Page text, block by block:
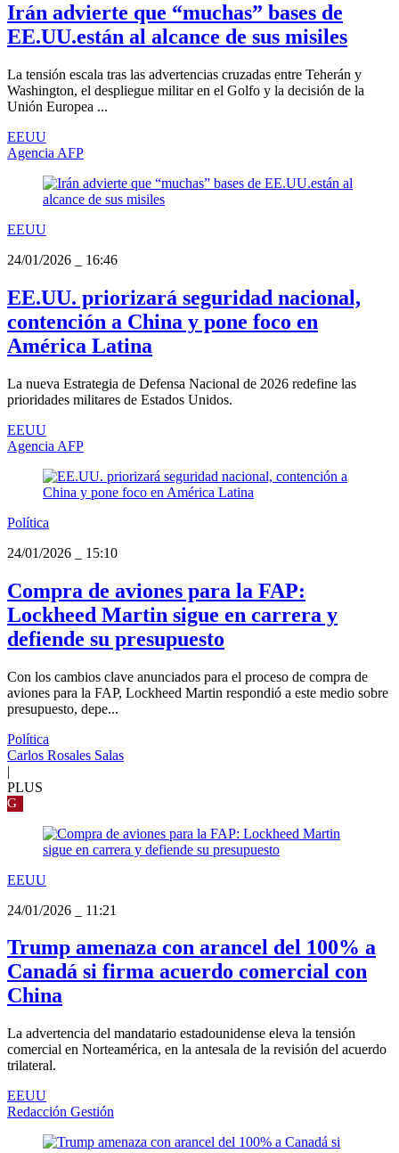
Irán advierte que “muchas” bases de
EE.UU.están al alcance de sus misiles
La tensión escala tras las advertencias cruzadas entre Teherán y
Washington, el despliegue militar en el Golfo y la decisión de la
Unión Europea ...
EEUU
Agencia AFP
EEUU
24/01/2026
16:46
EE.UU. priorizará seguridad nacional,
contención a China y pone foco en
América Latina
La nueva Estrategia de Defensa Nacional de 2026 redefine las
prioridades militares de Estados Unidos.
EEUU
Agencia AFP
Política
24/01/2026
15:10
Compra de aviones para la FAP:
Lockheed Martin sigue en carrera y
defiende su presupuesto
Con los cambios clave anunciados para el proceso de compra de
aviones para la FAP, Lockheed Martin respondió a este medio sobre
presupuesto, depe...
Política
Carlos Rosales Salas
|
PLUS
G
EEUU
24/01/2026
11:21
Trump amenaza con arancel del 100% a
Canadá si firma acuerdo comercial con
China
La advertencia del mandatario estadounidense eleva la tensión
comercial en Norteamérica, en la antesala de la revisión del acuerdo
trilateral.
EEUU
Redacción Gestión